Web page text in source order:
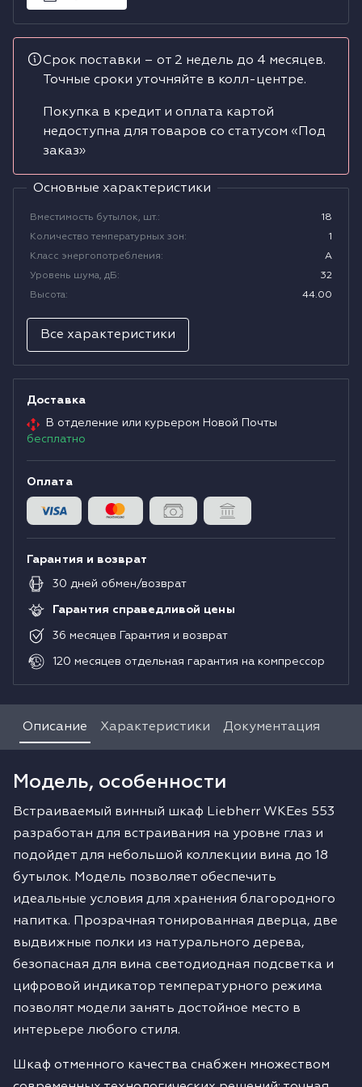
Сушильные машины
Срок поставки – от 2 недель до 4 месяцев.
Точные сроки уточняйте в колл-центре.
Покупка в кредит и оплата картой
недоступна для товаров со статусом «Под
заказ»
Основные характеристики
Вместимость бутылок, шт.:
18
Количество температурных зон:
1
Класс энергопотребления:
A
Уровень шума, дБ:
32
Высота: 44.00
Все характеристики
Доставка
В отделение или курьером Новой Почты
бесплатно
Оплата
Гарантия и возврат
30 дней обмен/возврат
Гарантия справедливой цены
36 месяцев Гарантия и возврат
120 месяцев отдельная гарантия на компрессор
Описание Характеристики Документация
Модель, особенности
Встраиваемый винный шкаф Liebherr WKEes 553
разработан для встраивания на уровне глаз и
подойдет для небольшой коллекции вина до 18
бутылок. Модель позволяет обеспечить
идеальные условия для хранения благородного
напитка. Прозрачная тонированная дверца, две
выдвижные полки из натурального дерева,
безопасная для вина светодиодная подсветка и
цифровой индикатор температурного режима
позволят модели занять достойное место в
интерьере любого стиля.
Шкаф отменного качества снабжен множеством